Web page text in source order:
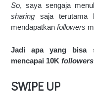
So
sharing saja
terutama
mendapatkan followers
Jadi apa yang bisa
mencapai 10K
SWIPE UP